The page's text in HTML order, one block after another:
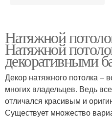
Спальня с балками
Потолок с балкой
Натяжной
Натяжной
декоративными
Декор натяжного потолка –
многих владельцев. Ведь
отличался красивым и
Существует множество